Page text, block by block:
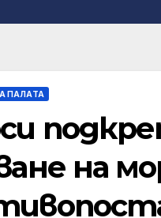
ПАЛAТА
на